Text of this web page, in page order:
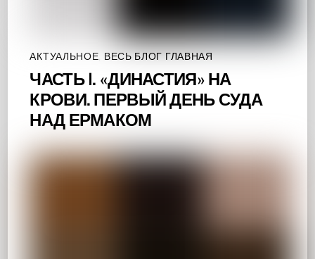
АКТУАЛЬНОЕ ВЕСЬ БЛОГ ГЛАВНАЯ
ЧАСТЬ I. «ДИНАСТИЯ» НА
КРОВИ. ПЕРВЫЙ ДЕНЬ СУДА
НАД ЕРМАКОМ